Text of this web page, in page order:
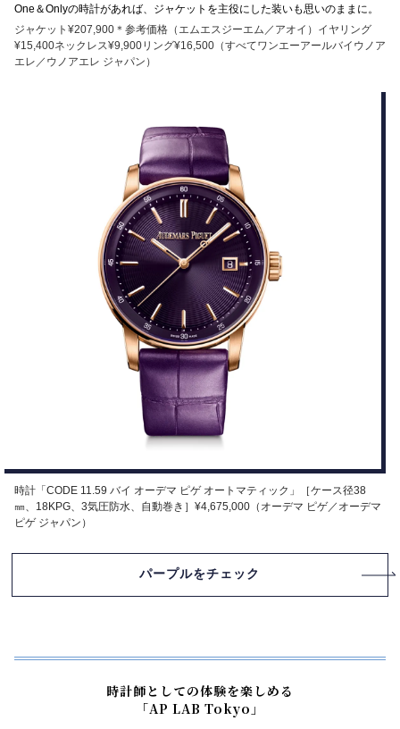
One＆Onlyの時計があれば、ジャケットを主役にした装いも思いのままに。
ジャケット¥207,900＊参考価格（エムエスジーエム／アオイ）イヤリング
¥15,400ネックレス¥9,900リング¥16,500（すべてワンエーアールバイウノア
エレ／ウノアエレ ジャパン）
時計「CODE 11.59 バイ オーデマ ピゲ オートマティック」［ケース径38
㎜、18KPG、3気圧防水、自動巻き］¥4,675,000（オーデマ ピゲ／オーデマ
ピゲ ジャパン）
パープルをチェック
時計師としての体験を楽しめる
「AP LAB Tokyo」